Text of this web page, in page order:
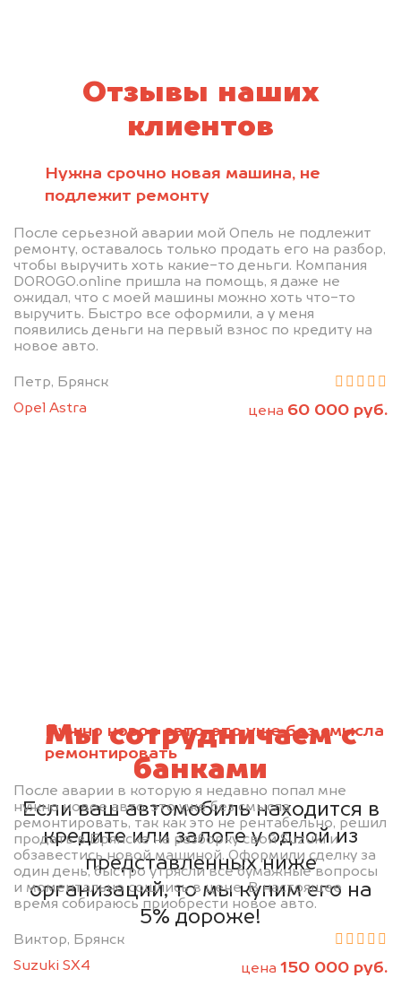
Отзывы наших
клиентов
Нужна срочно новая машина, не
подлежит ремонту
После серьезной аварии мой Опель не подлежит
ремонту, оставалось только продать его на разбор,
чтобы выручить хоть какие-то деньги. Компания
DOROGO.online пришла на помощь, я даже не
ожидал, что с моей машины можно хоть что-то
выручить. Быстро все оформили, а у меня
появились деньги на первый взнос по кредиту на
новое авто.
Петр, Брянск
Opel Astra
цена 60 000 руб.
Нужно новое авто, это уже без смысла
ремонтировать
После аварии в которую я недавно попал мне
нужно новое авто, это уже без смысла
ремонтировать, так как это не рентабельно, решил
продать в Брянске на разборку свой Suzuki и
обзавестись новой машиной. Оформили сделку за
один день, быстро утрясли все бумажные вопросы
и моментально сошлись в цене. В настоящее
время собираюсь приобрести новое авто.
Виктор, Брянск
Suzuki SX4
цена 150 000 руб.
Мы сотрудничаем с
банками
Если ваш автомобиль находится в
кредите или залоге у одной из
представленных ниже
организаций, то мы купим его на
5% дороже!